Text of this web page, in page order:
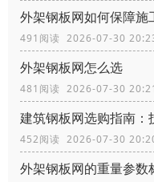
外架钢板网如何保障
491阅读 2026-07-30
外架钢板网怎么选
481阅读 2026-07-30
建筑钢板网选购指南：
452阅读 2026-07-30
外架钢板网的重量参数